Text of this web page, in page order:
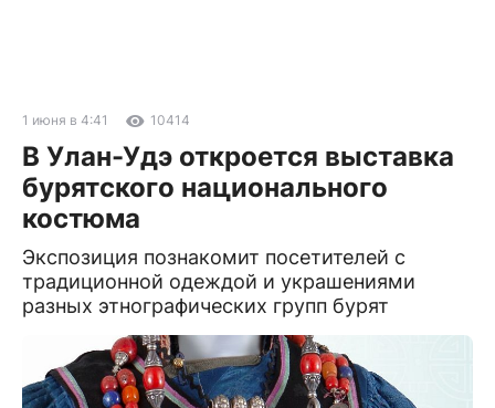
1 июня в 4:41 10414
В Улан-Удэ откроется выставка
бурятского национального
костюма
Экспозиция познакомит посетителей с
традиционной одеждой и украшениями
разных этнографических групп бурят